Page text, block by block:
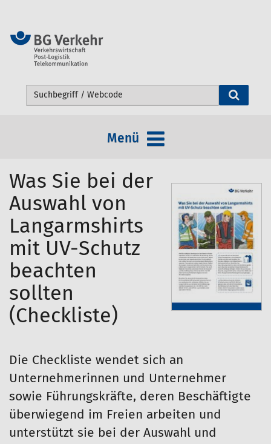
Webseite durchsuchen
Menü
Was Sie bei der
Auswahl von
Langarmshirts
mit UV-Schutz
beachten
sollten
(Checkliste)
Die Checkliste wendet sich an
Unternehmerinnen und Unternehmer
sowie Führungskräfte, deren Beschäftigte
überwiegend im Freien arbeiten und
unterstützt sie bei der Auswahl und